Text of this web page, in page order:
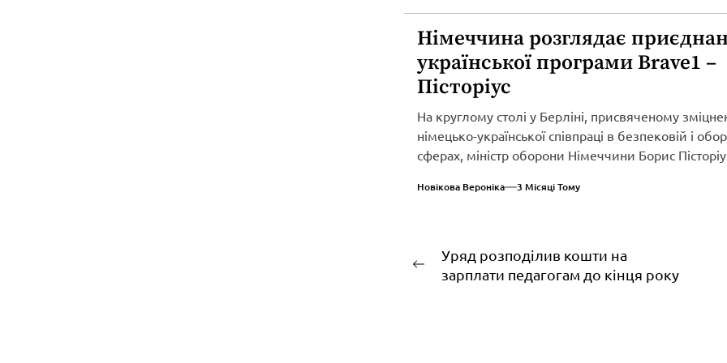
Німеччина розглядає
української програми Brave1 –
Пісторіус
На круглому столі у Берліні, присвяченому
німецько-української співпраці в безпековій і
сферах, міністр оборони Німеччини Борис
Новікова Вероніка 3 Місяці Тому
Навігація
записів
Попередній
Уряд розподілив кошти на
зарплати педагогам до кінця року